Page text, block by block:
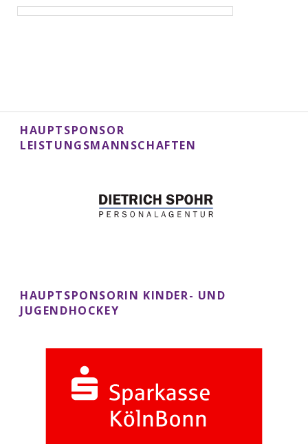
HAUPTSPONSOR
LEISTUNGSMANNSCHAFTEN
HAUPTSPONSORIN KINDER- UND
JUGENDHOCKEY